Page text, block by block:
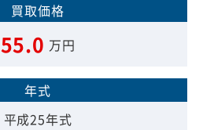
買取価格
55.0 万円
年式
平成25年式